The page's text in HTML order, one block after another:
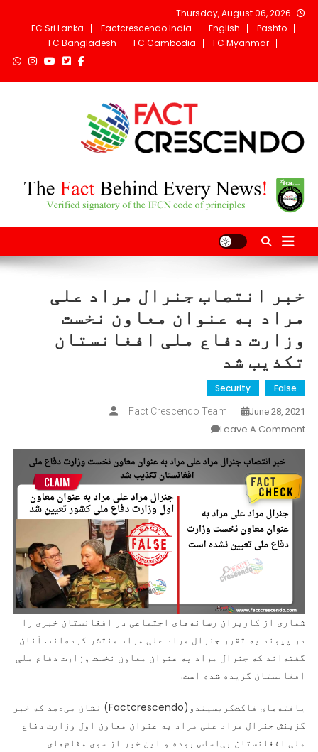
Skip
Thursday, August 06, 2026
Pashto
English
Factcrescendo India
FC Sri Lanka
FC Myanmar
FC Cambodia
FC Bangladesh
Fact Crescendo
Afghanistan
خبر انتصاب جنرال مراد علی
مراد به عنوان معاون نخست
وزارت دفاع ملی افغانستان
تکذیب شد
False
Security
June 28, 2021
Fact Crescendo Team
Leave A Comment
انتصاب
جنرال
علی
مراد
به
وزارت
دفاع
ملی
افغانستان
تکذیب
شماری از کاربران رسانه‌های اجتماعی در افغانستان خبری را
در پیوند به تقرر جنرال مراد علی مراد منتشر کرده‌اند. آنان
گفته‌اند که جنرال مراد به عنوان معاون نخست وزارت دفاع ملی
افغانستان گزیده شده است.
یافته‌های فاکت‌کریسیندو(Factcrescendo) نشان می‌دهد که خبر
گزینش جنرال مراد علی مراد به عنوان معاون اول وزارت دفاع
ملی افغانستان بی‌اساس بوده و این خبر از سوی مقام‌های